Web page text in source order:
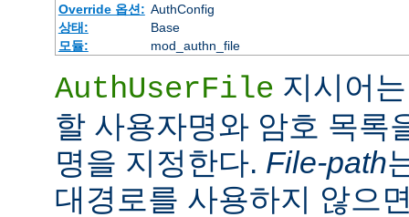
Override 옵션: AuthConfig
상태:
Base
모듈:
mod_authn_file
AuthUserFile 지시어
할 사용자명와 암호 목록
명을 지정한다. File-path
대경로를 사용하지 않으